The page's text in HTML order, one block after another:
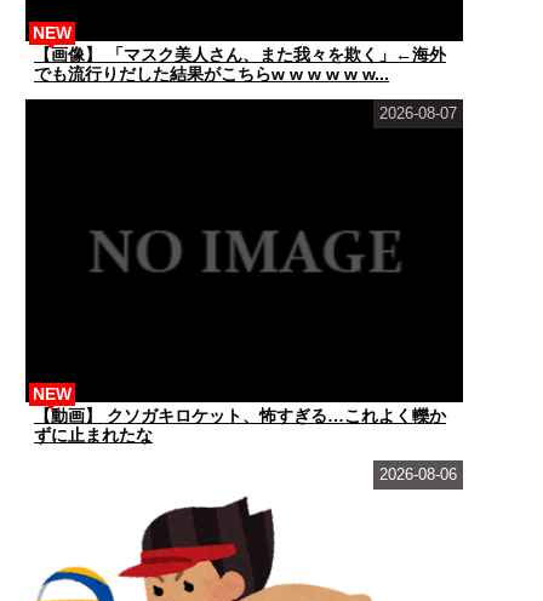
【画像】 「マスク美人さん、また我々を欺く」←海外
でも流行りだした結果がこちらw w w w w w...
NEW
【動画】 クソガキロケット、怖すぎる…これよく轢か
ずに止まれたな
NEW
2026-08-07
2026-08-06